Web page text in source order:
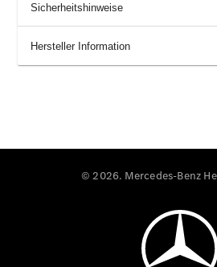
Sicherheitshinweise
Hersteller Information
© 2026. Mercedes-Benz